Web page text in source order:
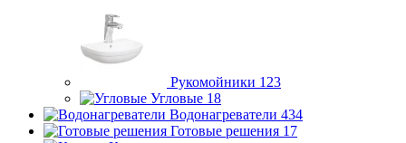
Рукомойники 123
Угловые 18
Водонагреватели 434
Готовые решения 17